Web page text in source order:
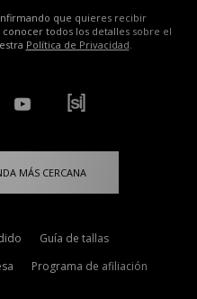
que quieres recibir
todos los detalles sobre el
Política de Privacidad.
MÁS CERCANA
Guía de tallas
Programa de afiliación